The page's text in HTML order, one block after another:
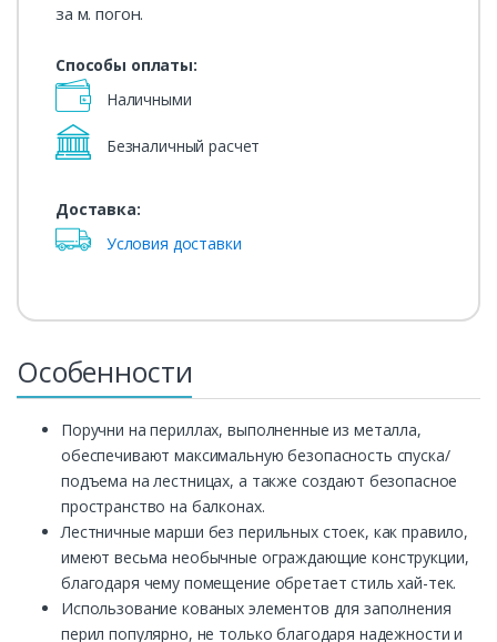
за м. погон.
Способы оплаты:
Наличными
Безналичный расчет
Доставка:
Условия доставки
Особенности
Поручни на периллах, выполненные из металла,
обеспечивают максимальную безопасность спуска/
подъема на лестницах, а также создают безопасное
пространство на балконах.
Лестничные марши без перильных стоек, как правило,
имеют весьма необычные ограждающие конструкции,
благодаря чему помещение обретает стиль хай-тек.
Использование кованых элементов для заполнения
перил популярно, не только благодаря надежности и